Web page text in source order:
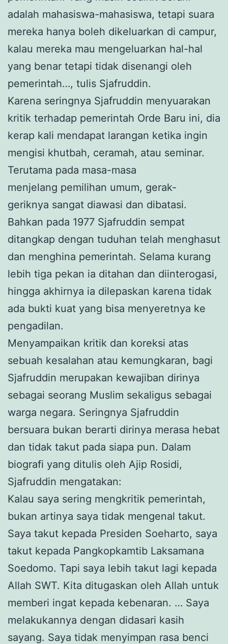
adalah mahasiswa-mahasiswa, tetapi suara
mereka hanya boleh dikeluarkan di campur,
kalau mereka mau mengeluarkan hal-hal
yang benar tetapi tidak disenangi oleh
pemerintah…, tulis Sjafruddin.
Karena seringnya Sjafruddin menyuarakan
kritik terhadap pemerintah Orde Baru ini, dia
kerap kali mendapat larangan ketika ingin
mengisi khutbah, ceramah, atau seminar.
Terutama pada masa-masa
menjelang pemilihan umum, gerak-
geriknya sangat diawasi dan dibatasi.
Bahkan pada 1977 Sjafruddin sempat
ditangkap dengan tuduhan telah menghasut
dan menghina pemerintah. Selama kurang
lebih tiga pekan ia ditahan dan diinterogasi,
hingga akhirnya ia dilepaskan karena tidak
ada bukti kuat yang bisa menyeretnya ke
pengadilan.
Menyampaikan kritik dan koreksi atas
sebuah kesalahan atau kemungkaran, bagi
Sjafruddin merupakan kewajiban dirinya
sebagai seorang Muslim sekaligus sebagai
warga negara. Seringnya Sjafruddin
bersuara bukan berarti dirinya merasa hebat
dan tidak takut pada siapa pun. Dalam
biografi yang ditulis oleh Ajip Rosidi,
Sjafruddin mengatakan:
Kalau saya sering mengkritik pemerintah,
bukan artinya saya tidak mengenal takut.
Saya takut kepada Presiden Soeharto, saya
takut kepada Pangkopkamtib Laksamana
Soedomo. Tapi saya lebih takut lagi kepada
Allah SWT. Kita ditugaskan oleh Allah untuk
memberi ingat kepada kebenaran. … Saya
melakukannya dengan didasari kasih
sayang. Saya tidak menyimpan rasa benci